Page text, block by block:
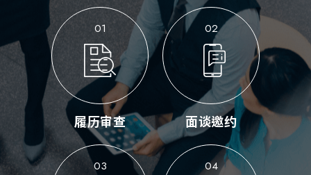
01
履历审查
02
面谈邀约
03 04